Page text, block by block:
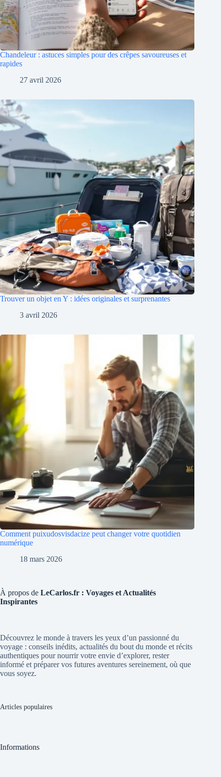
Chandeleur : astuces simples pour des crêpes savoureuses et
rapides
27 avril 2026
Trouver un objet en Y : idées originales et surprenantes
3 avril 2026
Comment puixudosvisdacize peut changer votre quotidien
numérique
18 mars 2026
À propos de LeCarlos.fr : Voyages et Actualités
Inspirantes
Découvrez le monde à travers les yeux d’un passionné du
voyage : conseils inédits, actualités du bout du monde et récits
authentiques pour nourrir votre envie d’explorer, rester
informé et préparer vos futures aventures sereinement, où que
vous soyez.
Articles populaires
Informations